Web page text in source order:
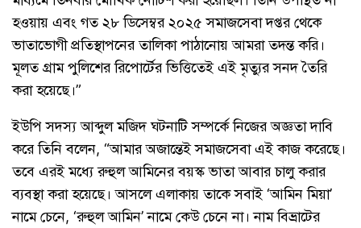
হওয়ায় এবং গত ২৮ ডিসেম্বর ২০২৫ সমাজসেবা দপ্তর থেকে
ভাতাভোগী প্রতিস্থাপনের তালিকা পাঠানোয় আমরা তদন্ত করি।
মূলত গ্রাম পুলিশের রিপোর্টের ভিত্তিতেই এই মৃত্যুর সনদ তৈরি
করা হয়েছে।”
​ইউপি সদস্য আব্দুল মজিদ ঘটনাটি সম্পর্কে নিজের অজ্ঞতা দাবি
করে তিনি বলেন, “আমার অজান্তেই সমাজসেবা এই কাজ করেছে।
তবে এরই মধ্যে রুহুল আমিনের বয়স্ক ভাতা আবার চালু করার
ব্যবস্থা করা হয়েছে। আসলে এলাকায় তাকে সবাই ‘আমিন মিয়া’
নামে চেনে, ‘রুহুল আমিন’ নামে কেউ চেনে না। নাম বিভ্রাটের